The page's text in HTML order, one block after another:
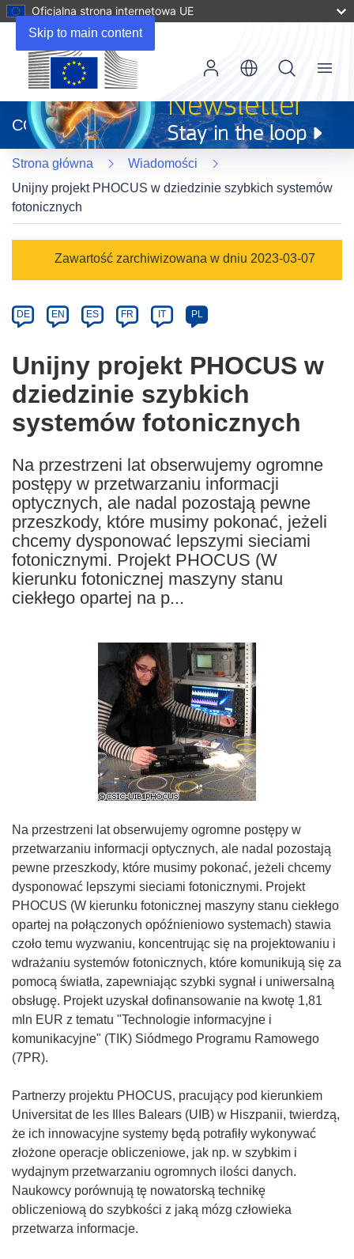
Skip to main content
Oficjalna strona internetowa UE
otworzy
się
w
nowym
oknie)
CORDIS
Menu
Strona główna
Wiadomości
Unijny projekt PHOCUS w dziedzinie szybkich systemów
fotonicznych
Category
Zawartość zarchiwizowana w dniu 2023-03-07
Article
available
the
following
languages:
DE EN ES FR IT PL
Unijny projekt PHOCUS w
dziedzinie szybkich
systemów fotonicznych
Na przestrzeni lat obserwujemy ogromne
postępy w przetwarzaniu informacji
optycznych, ale nadal pozostają pewne
przeszkody, które musimy pokonać, jeżeli
chcemy dysponować lepszymi sieciami
fotonicznymi. Projekt PHOCUS (W
kierunku fotonicznej maszyny stanu
ciekłego opartej na p...
Na przestrzeni lat obserwujemy ogromne postępy w
przetwarzaniu informacji optycznych, ale nadal pozostają
pewne przeszkody, które musimy pokonać, jeżeli chcemy
dysponować lepszymi sieciami fotonicznymi. Projekt
PHOCUS (W kierunku fotonicznej maszyny stanu ciekłego
opartej na połączonych opóźnieniowo systemach) stawia
czoło temu wyzwaniu, koncentrując się na projektowaniu i
wdrażaniu systemów fotonicznych, które komunikują się za
pomocą światła, zapewniając szybki sygnał i uniwersalną
obsługę. Projekt uzyskał dofinansowanie na kwotę 1,81
mln EUR z tematu "Technologie informacyjne i
komunikacyjne" (TIK) Siódmego Programu Ramowego
(7PR).
Partnerzy projektu PHOCUS, pracujący pod kierunkiem
Universitat de les Illes Balears (UIB) w Hiszpanii, twierdzą,
że ich innowacyjne systemy będą potrafiły wykonywać
złożone operacje obliczeniowe, jak np. w szybkim i
wydajnym przetwarzaniu ogromnych ilości danych.
Naukowcy porównują tę nowatorską technikę
obliczeniową do szybkości z jaką mózg człowieka
przetwarza informacje.